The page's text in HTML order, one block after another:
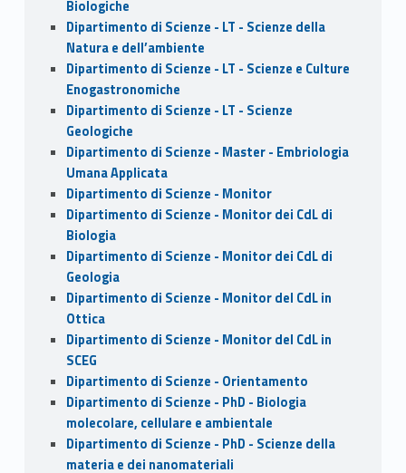
Biologiche
Dipartimento di Scienze - LT - Scienze della
Natura e dell’ambiente
Dipartimento di Scienze - LT - Scienze e Culture
Enogastronomiche
Dipartimento di Scienze - LT - Scienze
Geologiche
Dipartimento di Scienze - Master - Embriologia
Umana Applicata
Dipartimento di Scienze - Monitor
Dipartimento di Scienze - Monitor dei CdL di
Biologia
Dipartimento di Scienze - Monitor dei CdL di
Geologia
Dipartimento di Scienze - Monitor del CdL in
Ottica
Dipartimento di Scienze - Monitor del CdL in
SCEG
Dipartimento di Scienze - Orientamento
Dipartimento di Scienze - PhD - Biologia
molecolare, cellulare e ambientale
Dipartimento di Scienze - PhD - Scienze della
materia e dei nanomateriali